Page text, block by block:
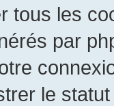
tous les
par
le